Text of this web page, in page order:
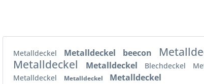
Metalldeckel Metalldeckel beecon
Metalldeckel Metalldeckel Blechdeckel
Metalldeckel Metalldeckel Metalldeckel